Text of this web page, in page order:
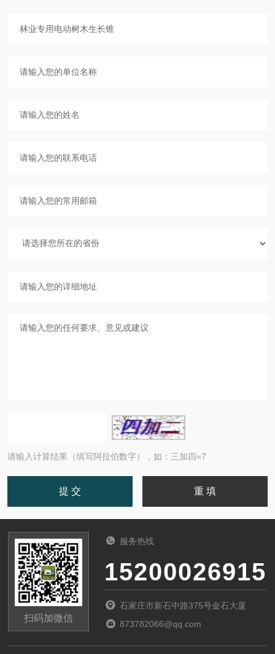
请输入计算结果（填写阿拉伯数字），如：三加四=7
扫码加微信
服务热线
15200026915
石家庄市新石中路375号金石大厦
873782066@qq.com